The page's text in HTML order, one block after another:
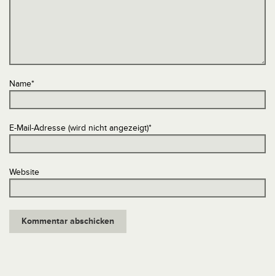
Name*
E-Mail-Adresse (wird nicht angezeigt)*
Website